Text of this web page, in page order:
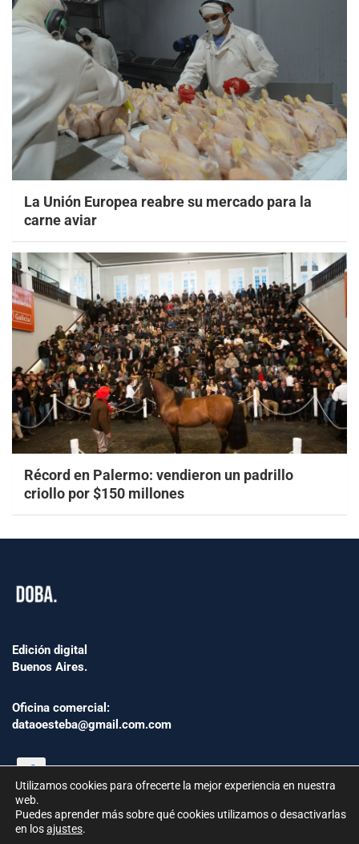
La Unión Europea reabre su mercado para la
carne aviar
Récord en Palermo: vendieron un padrillo
criollo por $150 millones
Edición digital
Buenos Aires.
Oficina comercial:
dataoesteba@gmail.com.com
Utilizamos cookies para ofrecerte la mejor experiencia en nuestra
web.
Puedes aprender más sobre qué cookies utilizamos o desactivarlas
en losajustes.